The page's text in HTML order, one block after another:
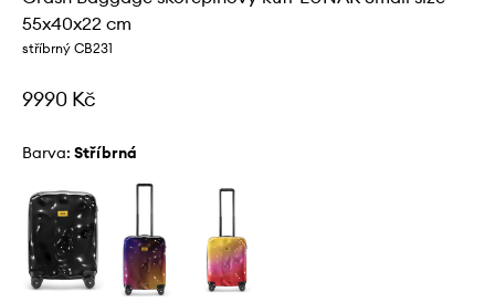
55x40x22 cm
stříbrný CB231
9990 Kč
Barva: stříbrná